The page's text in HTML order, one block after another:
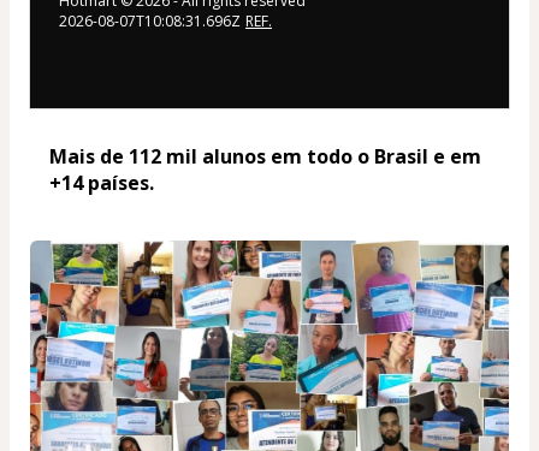
2026-08-07T10:08:31.696Z REF.
Mais de 112 mil alunos em todo o Brasil e em
+14 países.